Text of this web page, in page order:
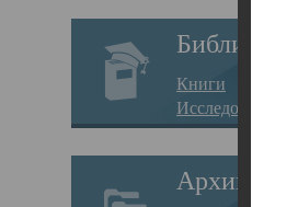
Библиотека
Книги
Исследования
Архив